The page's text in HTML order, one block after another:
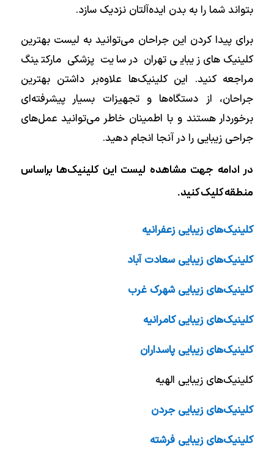
بتواند شما را به بدن ایده‌آلتان نزدیک سازد.
برای پیدا کردن این جراحان می‌توانید به لیست بهترین
کلینیک‌ های زیبایی تهران در سایت پزشکی مارکتینگ
مراجعه کنید. این کلینیک‌ها علاوه‌بر داشتن بهترین
جراحان، از دستگاه‌ها و تجهیزات بسیار پیشرفته‌ای
برخوردار هستند و با اطمینان خاطر می‌توانید عمل‌های
جراحی زیبایی را در آنجا انجام دهید.
در ادامه جهت مشاهده لیست این کلینیک‌ها براساس
منطقه کلیک کنید.
کلینیک‌های زیبایی زعفرانیه
کلینیک‌های زیبایی سعادت آباد
کلینیک‌های زیبایی شهرک غرب
کلینیک‌های زیبایی کامرانیه
کلینیک‌های زیبایی پاسداران
کلینیک‌های زیبایی الهیه
کلینیک‌های زیبایی جردن
کلینیک‌های زیبایی فرشته